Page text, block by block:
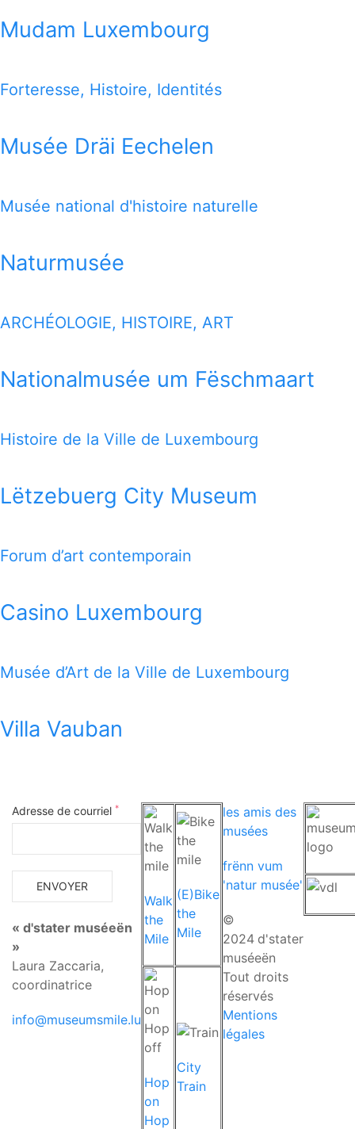
Mudam Luxembourg
Forteresse, Histoire, Identités
Musée Dräi Eechelen
Musée national d'histoire naturelle
Naturmusée
ARCHÉOLOGIE, HISTOIRE, ART
Nationalmusée um Fëschmaart
Histoire de la Ville de Luxembourg
Lëtzebuerg City Museum
Forum d’art contemporain
Casino Luxembourg
Musée d’Art de la Ville de Luxembourg
Villa Vauban
Adresse de courriel *
« d'stater muséeën
»
Laura Zaccaria,
coordinatrice
info@museumsmile.lu
Walk
the
Mile
(E)Bike
the
Mile
Hop
on
Hop
City
Train
les amis des
musées
frënn vum
'natur musée'
©
2024 d'stater
muséeën
Tout droits
réservés
Mentions
légales